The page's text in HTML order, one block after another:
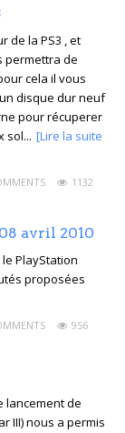
de la PS3 , et
permettra de
cela il vous
disque dur neuf
pour récuperer
sol... [Lire la suite
1132
avril 2010
PlayStation
proposées
956
lancement de
III) nous a permis